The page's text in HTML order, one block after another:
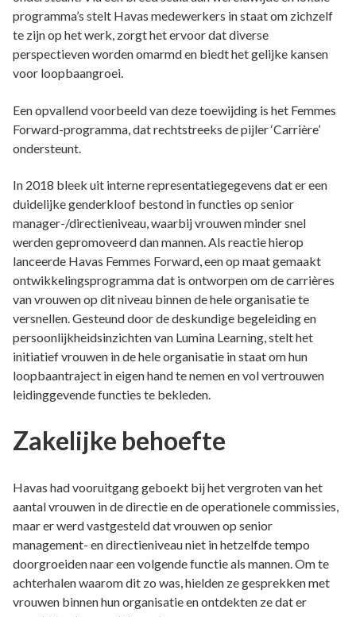
programma’s stelt Havas medewerkers in staat om zichzelf
te zijn op het werk, zorgt het ervoor dat diverse
perspectieven worden omarmd en biedt het gelijke kansen
voor loopbaangroei.
Een opvallend voorbeeld van deze toewijding is het Femmes
Forward-programma, dat rechtstreeks de pijler ‘Carrière’
ondersteunt.
In 2018 bleek uit interne representatiegegevens dat er een
duidelijke genderkloof bestond in functies op senior
manager-/directieniveau, waarbij vrouwen minder snel
werden gepromoveerd dan mannen. Als reactie hierop
lanceerde Havas Femmes Forward, een op maat gemaakt
ontwikkelingsprogramma dat is ontworpen om de carrières
van vrouwen op dit niveau binnen de hele organisatie te
versnellen. Gesteund door de deskundige begeleiding en
persoonlijkheidsinzichten van Lumina Learning, stelt het
initiatief vrouwen in de hele organisatie in staat om hun
loopbaantraject in eigen hand te nemen en vol vertrouwen
leidinggevende functies te bekleden.
Zakelijke behoefte
Havas had vooruitgang geboekt bij het vergroten van het
aantal vrouwen in de directie en de operationele commissies,
maar er werd vastgesteld dat vrouwen op senior
management- en directieniveau niet in hetzelfde tempo
doorgroeiden naar een volgende functie als mannen. Om te
achterhalen waarom dit zo was, hielden ze gesprekken met
vrouwen binnen hun organisatie en ontdekten ze dat er